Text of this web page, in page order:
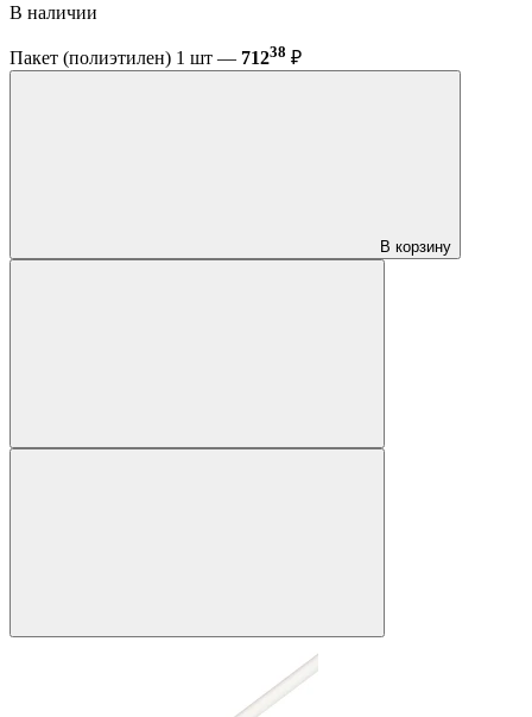
В наличии
Пакет (полиэтилен) 1 шт — 71238 ₽
В корзину